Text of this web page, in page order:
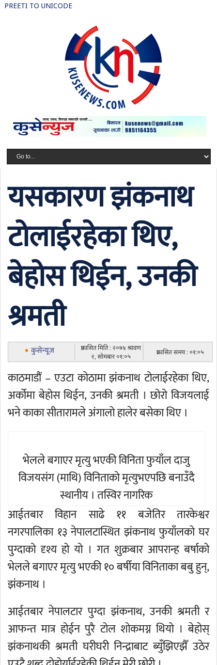
PREETI TO UNICODE
यसकारण झंकनाथ
टोलाईरहेका थिए,
बेहोस थिईन, उनकी
श्रमती
कुसेन्यूज
प्रकासित मिति : २०७४ श्रावण
२, सोमबार ०१:०५
प्रकासित समय : ०१:०५
काठमाडौं – एउटा कोठामा झंकनाथ टोलाईरहेका थिए,
अर्कोमा बेहोस थिईन, उनकी श्रमती । छोरो विजयलाई
भने काका सीतारामले अंगालो हालेर बसेका थिए ।
भेलले बगाएर मृत्यु भएकी विनिता फुयाँल दाजु
विजयसंग (माथि) विनिताको मृत्युभएपछि बनाउँदै
स्थानीय । तस्विर नागरिक
आईतबार विहान साढे ११ बजेतिर तारकेश्वर
नगरपालिका १३ नेपालटास्थित झंकनाथ फुयाँलको घर
पुग्दाको दृश्य हो यो । गत शुक्रबार आपरान्ह बर्षाको
भेलले बगाएर मृत्यु भएकी १० बर्षीया विनिताका बबु हुन्,
झंकनाथ ।
आईतबार नेपालटार पुग्दा झंकनाथ, उनकी श्रमती र
आफन्त मात्र होईन पुरै टोल शोकमग्न थियो । बेहोस्
झंकनाथकी श्रमती घरीघरी निन्द्राबाट ब्युँझिएझैँ उठेर